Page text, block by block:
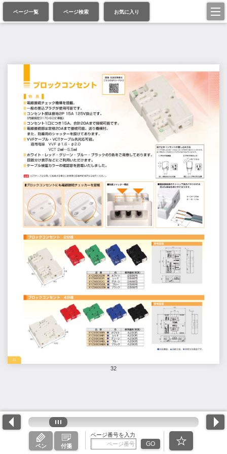
ページ一覧 ページ検索 お気に入り
32
ペン 付箋
ページ番号を入力
GO